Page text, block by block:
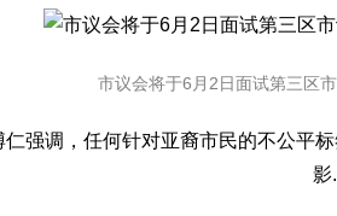
市议会将于6月2日面试第三区